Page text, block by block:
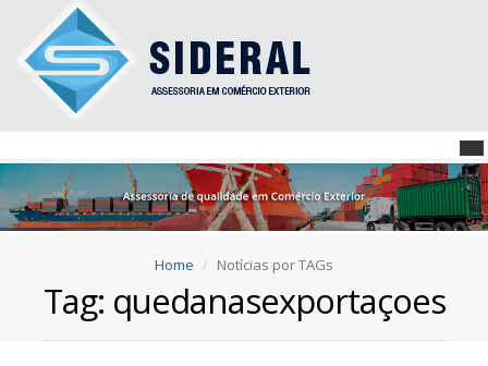
Home Notícias por TAGs
Tag: quedanasexportaçoes